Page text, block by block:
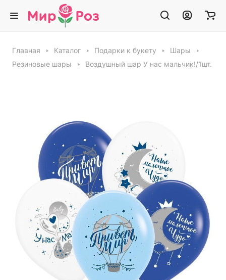
Главная Каталог Подарки к букету
Шары
Резиновые шары
Воздушный шар У нас мальчик!/1шт.